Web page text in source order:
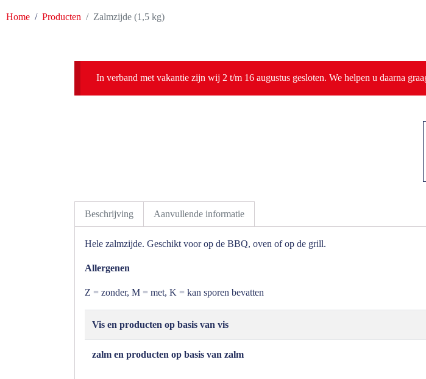
Home Producten Zalmzijde (1,5 kg)
In verband met vakantie zijn wij 2 t/m 16 augustus gesloten. We helpen u daarna
Beschrijving Aanvullende informatie
Hele zalmzijde. Geschikt voor op de BBQ, oven of op de grill.
Allergenen
Z = zonder, M = met, K = kan sporen bevatten
Vis en producten op basis van vis
zalm en producten op basis van zalm